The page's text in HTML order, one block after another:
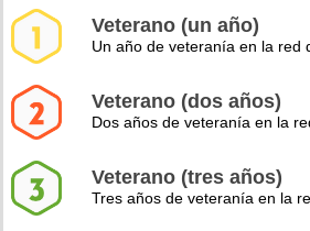
Veterano (un año)
Un año de veteranía en la red
Veterano (dos años)
Dos años de veteranía en la
Veterano (tres años)
Tres años de veteranía en la